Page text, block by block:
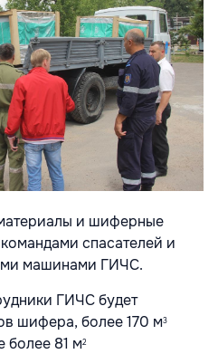
и шиферные
спасателей и
машинами ГИЧС.
ГИЧС будет
шифера, более 170 м3
более 81 м2